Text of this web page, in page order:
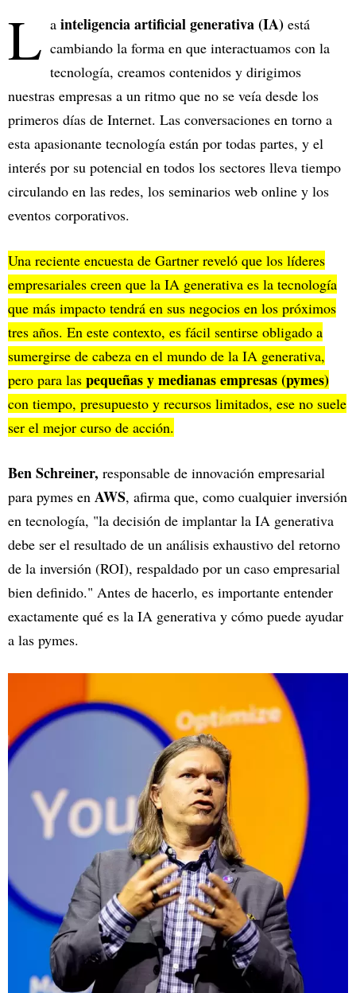
L a inteligencia artificial generativa (IA) está
cambiando la forma en que interactuamos con la
tecnología, creamos contenidos y dirigimos
nuestras empresas a un ritmo que no se veía desde los
primeros días de Internet. Las conversaciones en torno a
esta apasionante tecnología están por todas partes, y el
interés por su potencial en todos los sectores lleva tiempo
circulando en las redes, los seminarios web online y los
eventos corporativos.
Una reciente encuesta de Gartner reveló que los líderes
empresariales creen que la IA generativa es la tecnología
que más impacto tendrá en sus negocios en los próximos
tres años. En este contexto, es fácil sentirse obligado a
sumergirse de cabeza en el mundo de la IA generativa,
pero para las pequeñas y medianas empresas (pymes)
con tiempo, presupuesto y recursos limitados, ese no suele
ser el mejor curso de acción.
Ben Schreiner, responsable de innovación empresarial
para pymes en AWS, afirma que, como cualquier inversión
en tecnología, "la decisión de implantar la IA generativa
debe ser el resultado de un análisis exhaustivo del retorno
de la inversión (ROI), respaldado por un caso empresarial
bien definido." Antes de hacerlo, es importante entender
exactamente qué es la IA generativa y cómo puede ayudar
a las pymes.